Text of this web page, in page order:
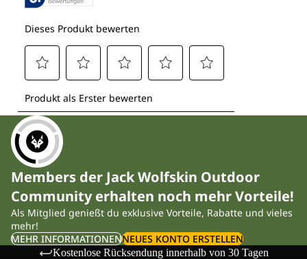
Members der Jack Wolfskin Outdoor
Community erhalten noch mehr Vorteile!
Als Mitglied genießt du exklusive Vorteile, Rabatte und vieles
mehr!
MEHR INFORMATIONENNEUES KONTO ERSTELLEN
Kostenlose Rücksendung innerhalb von 30 Tagen